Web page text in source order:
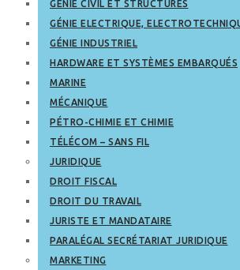
GÉNIE CIVIL ET STRUCTURES
GÉNIE ELECTRIQUE,
GÉNIE INDUSTRIEL
HARDWARE ET SYSTÈMES EMBARQUÉS
MARINE
MÉCANIQUE
PÉTRO-CHIMIE ET CHIMIE
TÉLÉCOM – SANS FIL
JURIDIQUE
DROIT FISCAL
DROIT DU TRAVAIL
JURISTE ET MANDATAIRE
PARALÉGAL SECRÉTARIAT JURIDIQUE
MARKETING